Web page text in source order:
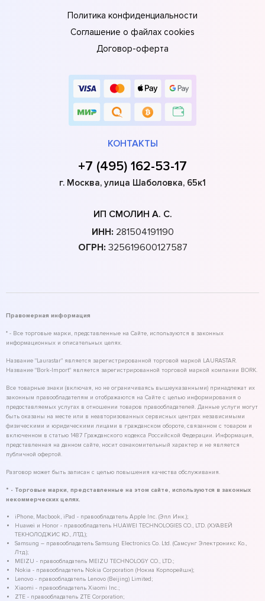
Политика конфиденциальности
Соглашение о файлах cookies
Договор-оферта
КОНТАКТЫ
+7 (495) 162-53-17
г. Москва, улица Шаболовка, 65к1
ИП СМОЛИН А. С.
ИНН: 281504191190
ОГРН: 325619600127587
Правомерная информация
* - Все торговые марки, представленные на Сайте, используются в законных
информационных и описательных целях.
Название "Laurastar" является зарегистрированной торговой маркой LAURASTAR.
Название "Bork-Import" является зарегистрированной торговой маркой компании BORK.
Все товарные знаки (включая, но не ограничиваясь вышеуказанными) принадлежат их
законным правообладателям и отображаются на Сайте с целью информирования о
предоставляемых услугах в отношении товаров правообладателей. Данные услуги могут
быть оказаны на месте или в неавторизованных сервисных центрах независимыми
физическими и юридическими лицами в гражданском обороте, связанном с товаром и
включенном в статью 1487 Гражданского кодекса Российской Федерации. Информация,
представленная на данном сайте, носит ознакомительный характер и не является
публичной офертой.
Разговор может быть записан с целью повышения качества обслуживания.
* - Торговые марки, представленные на этом сайте, используются в законных
некоммерческих целях.
iPhone, Macbook, iPad - правообладатель Apple Inc. (Эпл Инк.);
Huawei и Honor - правообладатель HUAWEI TECHNOLOGIES CO., LTD. (ХУАВЕЙ
ТЕКНОЛОДЖИС КО., ЛТД.);
Samsung – правообладатель Samsung Electronics Co. Ltd. (Самсунг Электроникс Ко.,
Лтд.);
MEIZU - правообладатель MEIZU TECHNOLOGY CO., LTD.;
Nokia - правообладатель Nokia Corporation (Нокиа Корпорейшн);
Lenovo - правообладатель Lenovo (Beijing) Limited;
Xiaomi - правообладатель Xiaomi Inc.;
ZTE - правообладатель ZTE Corporation;